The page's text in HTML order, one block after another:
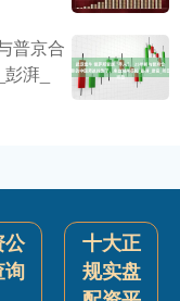
普京合
湃_
公
询
十大正
规实盘